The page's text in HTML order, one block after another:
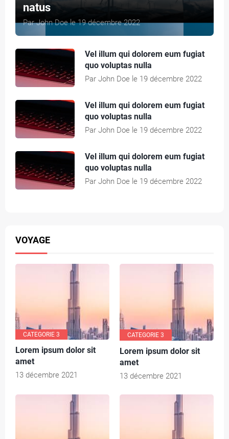
natus
Par John Doe le 19 décembre 2022
Vel illum qui dolorem eum fugiat
quo voluptas nulla
Par John Doe le 19 décembre 2022
Vel illum qui dolorem eum fugiat
quo voluptas nulla
Par John Doe le 19 décembre 2022
Vel illum qui dolorem eum fugiat
quo voluptas nulla
Par John Doe le 19 décembre 2022
VOYAGE
CATEGORIE 3
Lorem ipsum dolor sit
amet
13 décembre 2021
CATEGORIE 3
Lorem ipsum dolor sit
amet
13 décembre 2021